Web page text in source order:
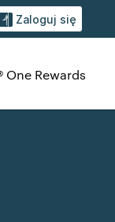
Zaloguj się
One Rewards